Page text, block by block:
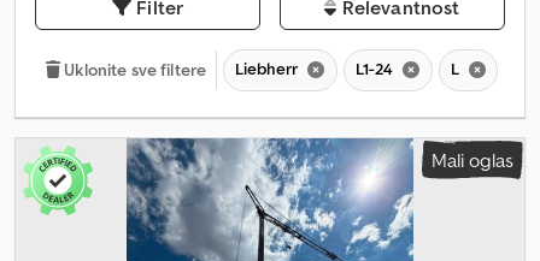
Filter Relevantnost
Uklonite sve filtere Liebherr L1-24 L
Mali oglas